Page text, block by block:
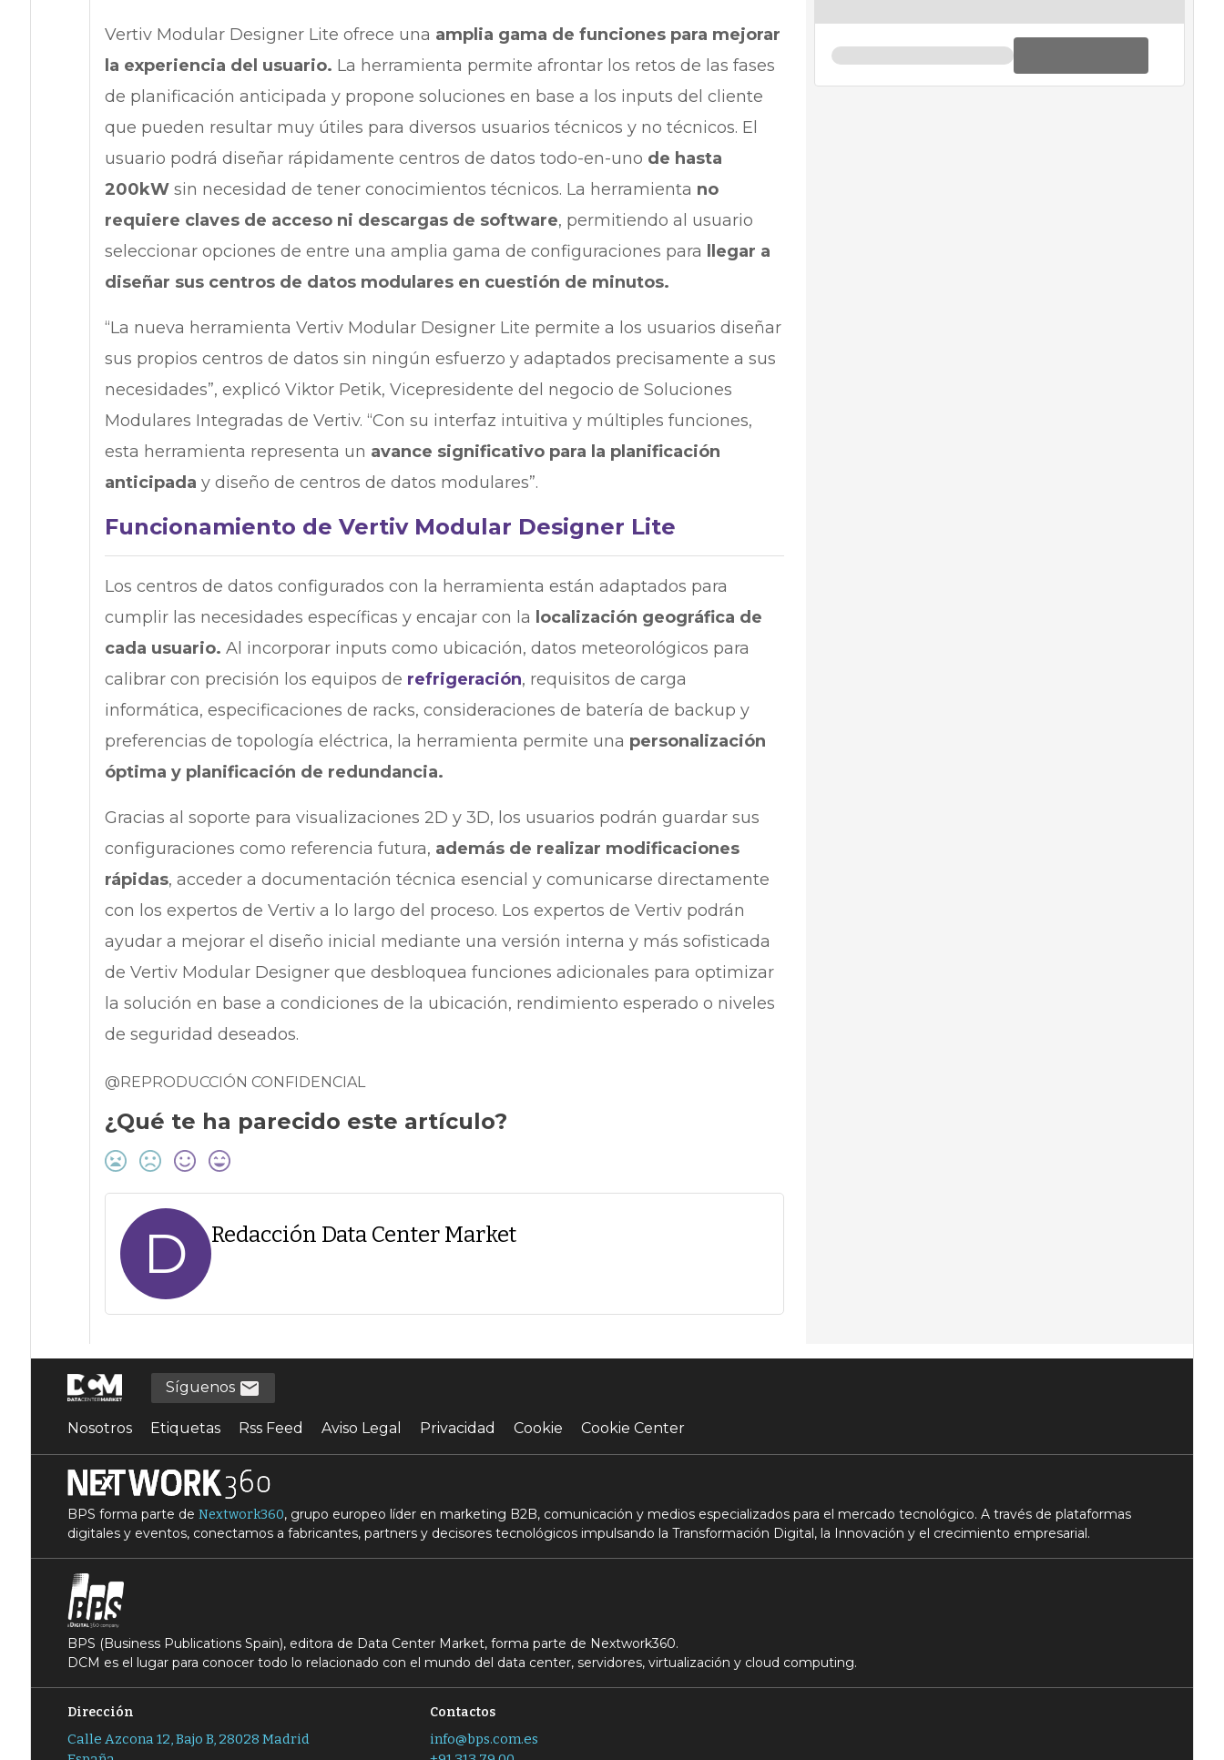
Vertiv Modular Designer Lite ofrece una amplia gama de funciones para mejorar
la experiencia del usuario. La herramienta permite afrontar los retos de las fases
de planificación anticipada y propone soluciones en base a los inputs del cliente
que pueden resultar muy útiles para diversos usuarios técnicos y no técnicos. El
usuario podrá diseñar rápidamente centros de datos todo-en-uno de hasta
200kW sin necesidad de tener conocimientos técnicos. La herramienta no
requiere claves de acceso ni descargas de software, permitiendo al usuario
seleccionar opciones de entre una amplia gama de configuraciones para
llegar a
diseñar sus centros de datos modulares en cuestión de minutos.
“La nueva herramienta Vertiv Modular Designer Lite permite a los usuarios diseñar
sus propios centros de datos sin ningún esfuerzo y adaptados precisamente a sus
necesidades”, explicó Viktor Petik, Vicepresidente del negocio de Soluciones
Modulares Integradas de Vertiv. “Con su interfaz intuitiva y múltiples funciones,
esta herramienta representa un avance significativo para la planificación
anticipada y diseño de centros de datos modulares”.
Funcionamiento de Vertiv Modular Designer Lite
Los centros de datos configurados con la herramienta están adaptados para
cumplir las necesidades específicas y encajar con la localización geográfica de
cada usuario. Al incorporar inputs como ubicación, datos meteorológicos para
calibrar con precisión los equipos de refrigeración, requisitos de carga
informática, especificaciones de racks, consideraciones de batería de backup y
preferencias de topología eléctrica, la herramienta permite una personalización
óptima y planificación de redundancia.
Gracias al soporte para visualizaciones 2D y 3D, los usuarios podrán guardar sus
configuraciones como referencia futura, además de realizar modificaciones
rápidas, acceder a documentación técnica esencial y comunicarse directamente
con los expertos de Vertiv a lo largo del proceso. Los expertos de Vertiv podrán
ayudar a mejorar el diseño inicial mediante una versión interna y más sofisticada
de Vertiv Modular Designer que desbloquea funciones adicionales para optimizar
la solución en base a condiciones de la ubicación, rendimiento esperado o niveles
de seguridad deseados.
@REPRODUCCIÓN CONFIDENCIAL
¿Qué te ha parecido este artículo?
D Redacción Data Center Market
Síguenos
Nosotros Etiquetas Rss Feed Aviso Legal Privacidad Cookie Cookie Center
BPS forma parte de Nextwork360, grupo europeo líder en marketing B2B, comunicación y medios especializados para el mercado tecnológico. A través de plataformas
digitales y eventos, conectamos a fabricantes, partners y decisores tecnológicos impulsando la Transformación Digital, la Innovación y el crecimiento empresarial.
BPS (Business Publications Spain), editora de Data Center Market, forma parte de Nextwork360.
DCM es el lugar para conocer todo lo relacionado con el mundo del data center, servidores, virtualización y cloud computing.
Dirección
Calle Azcona 12, Bajo B, 28028 Madrid
Contactos
info@bps.com.es